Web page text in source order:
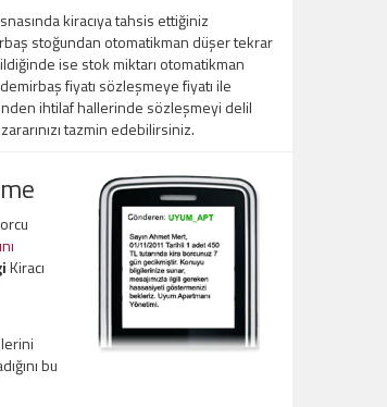
kiracıya tahsis ettiğiniz
stoğundan otomatikman düşer tekrar
ise stok miktarı otomatikman
demirbaş fiyatı sözleşmeye fiyatı ile
ihtilaf hallerinde sözleşmeyi delil
tazmin edebilirsiniz.
Kiracı
bu